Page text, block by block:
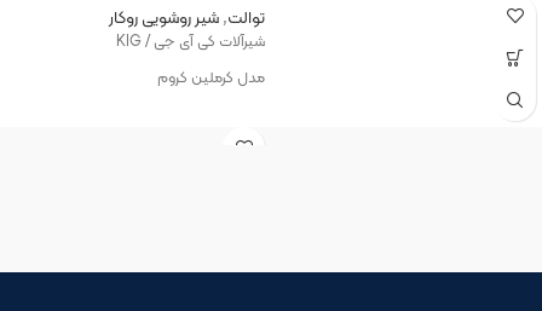
توالت,شیر روشویی روکار
شیرآلات کی آی جی / KIG
مدل کرملین کروم